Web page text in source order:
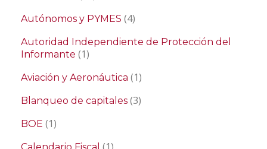
Autónomos y PYMES (4)
Autoridad Independiente de Protección del
Informante (1)
Aviación y Aeronáutica (1)
Blanqueo de capitales (3)
BOE (1)